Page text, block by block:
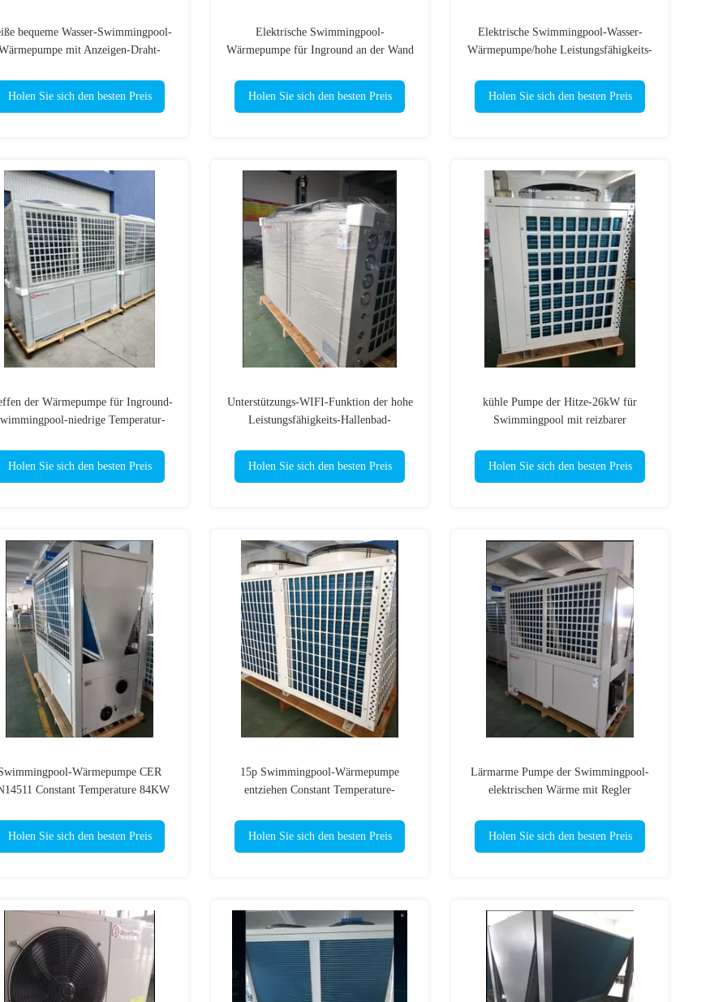
bequeme Wasser-Swimmingpool-
mit Anzeigen-Draht-
Holen Sie sich den besten Preis
Elektrische Swimmingpool-
Wärmepumpe für Inground an der Wand
Holen Sie sich den besten Preis
Elektrische Swimmingpool-Wasser-
Wärmepumpe/hohe Leistungsfähigkeits-
Holen Sie sich den besten Preis
der Wärmepumpe für Inground-
niedrige Temperatur-
Holen Sie sich den besten Preis
Unterstützungs-WIFI-Funktion der hohe
Leistungsfähigkeits-Hallenbad-
Holen Sie sich den besten Preis
kühle Pumpe der Hitze-26kW für
Swimmingpool mit reizbarer
Holen Sie sich den besten Preis
Wärmepumpe CER
Constant Temperature 84KW
Holen Sie sich den besten Preis
15p Swimmingpool-Wärmepumpe
entziehen Constant Temperature-
Holen Sie sich den besten Preis
Lärmarme Pumpe der Swimmingpool-
elektrischen Wärme mit Regler
Holen Sie sich den besten Preis